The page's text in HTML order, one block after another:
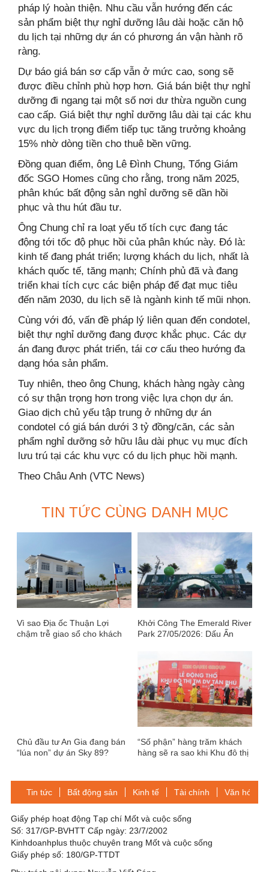
pháp lý hoàn thiện. Nhu cầu vẫn hướng đến các
sản phẩm biệt thự nghỉ dưỡng lâu dài hoặc căn hộ
du lịch tại những dự án có phương án vận hành rõ
ràng.
Dự báo giá bán sơ cấp vẫn ở mức cao, song sẽ
được điều chỉnh phù hợp hơn. Giá bán biệt thự nghỉ
dưỡng đi ngang tại một số nơi dư thừa nguồn cung
cao cấp. Giá biệt thự nghỉ dưỡng lâu dài tại các khu
vực du lịch trọng điểm tiếp tục tăng trưởng khoảng
15% nhờ dòng tiền cho thuê bền vững.
Đồng quan điểm, ông Lê Đình Chung, Tổng Giám
đốc SGO Homes cũng cho rằng, trong năm 2025,
phân khúc bất động sản nghỉ dưỡng sẽ dần hồi
phục và thu hút đầu tư.
Ông Chung chỉ ra loạt yếu tố tích cực đang tác
động tới tốc độ phục hồi của phân khúc này. Đó là:
kinh tế đang phát triển; lượng khách du lịch, nhất là
khách quốc tế, tăng mạnh; Chính phủ đã và đang
triển khai tích cực các biện pháp để đạt mục tiêu
đến năm 2030, du lịch sẽ là ngành kinh tế mũi nhọn.
Cùng với đó, vấn đề pháp lý liên quan đến condotel,
biệt thự nghỉ dưỡng đang được khắc phục. Các dự
án đang được phát triển, tái cơ cấu theo hướng đa
dạng hóa sản phẩm.
Tuy nhiên, theo ông Chung, khách hàng ngày càng
có sự thận trọng hơn trong việc lựa chọn dự án.
Giao dịch chủ yếu tập trung ở những dự án
condotel có giá bán dưới 3 tỷ đồng/căn, các sản
phẩm nghỉ dưỡng sở hữu lâu dài phục vụ mục đích
lưu trú tại các khu vực có du lịch phục hồi mạnh.
Theo Châu Anh (VTC News)
TIN TỨC CÙNG DANH MỤC
Vì sao Địa ốc Thuận Lợi
chậm trễ giao sổ cho khách
Khởi Công The Emerald River
Park 27/05/2026: Dấu Ấn
Chủ đầu tư An Gia đang bán
“lúa non” dự án Sky 89?
“Số phận” hàng trăm khách
hàng sẽ ra sao khi Khu đô thị
Tin tức
Bất động sản Kinh tế Tài chính Văn hóa-
Giấy phép hoạt động Tạp chí Mốt và cuộc sống
Số: 317/GP-BVHTT Cấp ngày: 23/7/2002
Kinhdoanhplus thuộc chuyên trang Mốt và cuộc sống
Giấy phép số: 180/GP-TTDT